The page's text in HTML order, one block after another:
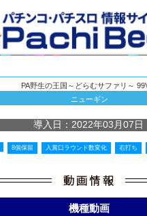
PA野生の王国～どらむサファリ～
ニューギン
導入日：2022年03月07日
8個保留 入賞口ラウンド数変化 右打ち
機種動画